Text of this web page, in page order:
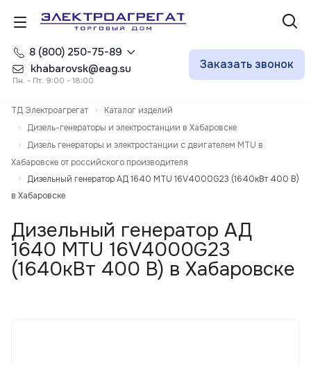
8 (800) 250-75-89
khabarovsk@eag.su
Пн. - Пт. 9:00 - 18:00
Заказать звонок
ТД Электроагрегат
Каталог изделий
Дизель-генераторы и электростанции в Хабаровске
Дизель генераторы и электростанции с двигателем MTU в
Хабаровске от российского производителя
Дизельный генератор АД 1640 MTU 16V4000G23 (1640кВт 400 В)
в Хабаровске
Дизельный генератор АД
1640 MTU 16V4000G23
(1640кВт 400 В) в Хабаровске